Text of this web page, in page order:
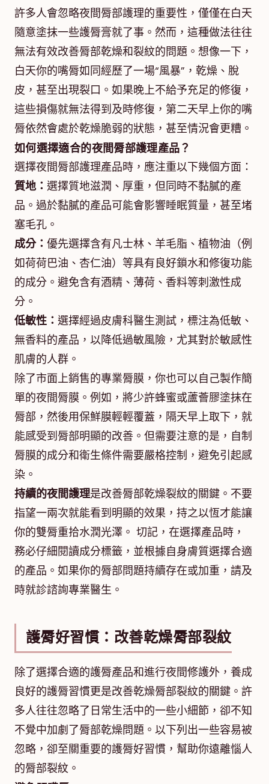
許多人會忽略夜間脣部護理的重要性，僅僅在白天
隨意塗抹一些護脣膏就了事。然而，這種做法往往
無法有效改善脣部乾燥和裂紋的問題。想像一下，
白天你的嘴脣如同經歷了一場“風暴”，乾燥、脫
皮，甚至出現裂口。如果晚上不給予充足的修復，
這些損傷就無法得到及時修復，第二天早上你的嘴
脣依然會處於乾燥脆弱的狀態，甚至情況會更糟。
如何選擇適合的夜間脣部護理產品？
選擇夜間脣部護理產品時，應注重以下幾個方面：
質地： 選擇質地滋潤、厚重，但同時不黏膩的產
品。過於黏膩的產品可能會影響睡眠質量，甚至堵
塞毛孔。
成分： 優先選擇含有凡士林、羊毛脂、植物油（例
如荷荷巴油、杏仁油）等具有良好鎖水和修復功能
的成分。避免含有酒精、薄荷、香料等刺激性成
分。
低敏性： 選擇經過皮膚科醫生測試，標注為低敏、
無香料的產品，以降低過敏風險，尤其對於敏感性
肌膚的人群。
除了市面上銷售的專業脣膜，你也可以自己製作簡
單的夜間脣膜。例如，將少許蜂蜜或蘆薈膠塗抹在
脣部，然後用保鮮膜輕輕覆蓋，隔天早上取下，就
能感受到脣部明顯的改善。但需要注意的是，自制
脣膜的成分和衛生條件需要嚴格控制，避免引起感
染。
持續的夜間護理是改善脣部乾燥裂紋的關鍵。不要
指望一兩次就能看到明顯的效果，持之以恆才能讓
你的雙脣重拾水潤光澤。 切記，在選擇產品時，
務必仔細閱讀成分標籤，並根據自身膚質選擇合適
的產品。如果你的脣部問題持續存在或加重，請及
時就診諮詢專業醫生。
護脣好習慣：改善乾燥脣部裂紋
除了選擇合適的護脣產品和進行夜間修護外，養成
良好的護脣習慣更是改善乾燥脣部裂紋的關鍵。許
多人往往忽略了日常生活中的一些小細節，卻不知
不覺中加劇了脣部乾燥問題。以下列出一些容易被
忽略，卻至關重要的護脣好習慣，幫助你遠離惱人
的脣部裂紋。